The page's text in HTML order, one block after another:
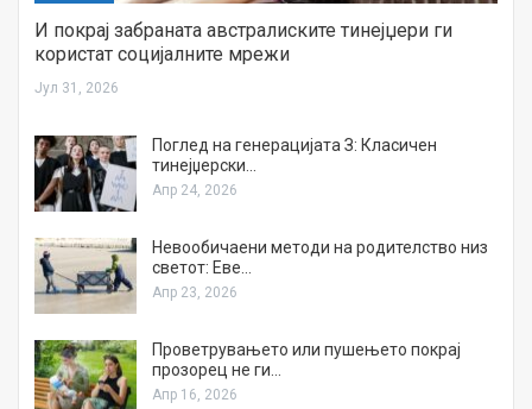
И покрај забраната австралиските тинејџери ги
користат социјалните мрежи
Јул 31, 2026
Поглед на генерацијата З: Класичен
тинејџерски…
Апр 24, 2026
Невообичаени методи на родителство низ
светот: Еве…
Апр 23, 2026
Проветрувањето или пушењето покрај
прозорец не ги…
Апр 16, 2026